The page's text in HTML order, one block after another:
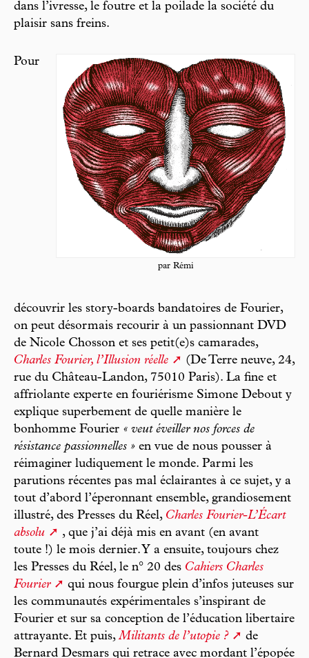
dans l’ivresse, le foutre et la poilade la société du
plaisir sans freins.
par Rémi
Pour
découvrir les story-boards bandatoires de Fourier,
on peut désormais recourir à un passionnant DVD
de Nicole Chosson et ses petit(e)s camarades,
Charles Fourier, l’Illusion réelle
(De Terre neuve, 24,
rue du Château-Landon, 75010 Paris). La fine et
affriolante experte en fouriérisme Simone Debout y
explique superbement de quelle manière le
bonhomme Fourier « veut éveiller nos forces de
résistance passionnelles » en vue de nous pousser à
réimaginer ludiquement le monde. Parmi les
parutions récentes pas mal éclairantes à ce sujet, y a
tout d’abord l’éperonnant ensemble, grandiosement
illustré, des Presses du Réel, Charles Fourier-L’Écart
absolu
, que j’ai déjà mis en avant (en avant
toute !) le mois dernier. Y a ensuite, toujours chez
les Presses du Réel, le n° 20 des Cahiers Charles
Fourier
qui nous fourgue plein d’infos juteuses sur
les communautés expérimentales s’inspirant de
Fourier et sur sa conception de l’éducation libertaire
attrayante. Et puis,Militants de l’utopie ?
de
Bernard Desmars qui retrace avec mordant l’épopée